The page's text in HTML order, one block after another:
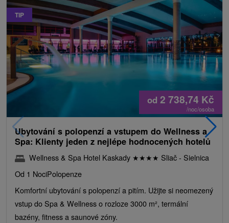
TIP
od 2 738,74 Kč
/noc/osoba
Ubytování s polopenzí a vstupem do Wellness a
Spa: Klienty jeden z nejlépe hodnocených hotelů
Wellness & Spa Hotel Kaskady ★★★★ Sliač - Sielnica
Od 1 NociPolopenze
Komfortní ubytování s polopenzí a pitím. Užijte si neomezený
vstup do Spa & Wellness o rozloze 3000 m², termální
bazény, fitness a saunové zóny.